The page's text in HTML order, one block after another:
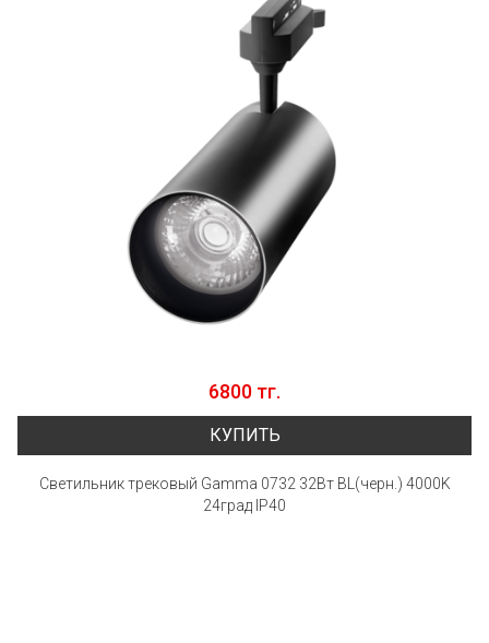
6800 тг.
КУПИТЬ
Светильник трековый Gamma 0732 32Вт BL(черн.) 4000K
24град IP40